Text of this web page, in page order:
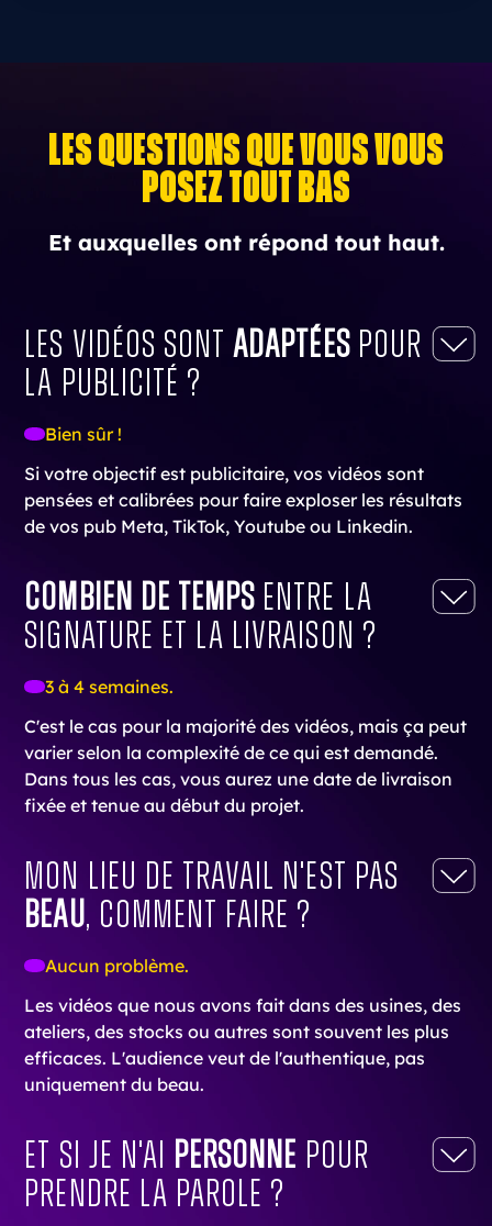
Les questions que vous vous
posez tout bas
Et auxquelles ont répond tout haut.
Les vidéos sontadaptéespour
la publicité ?
Bien sûr !
Si votre objectif est publicitaire, vos vidéos sont
pensées et calibrées pour faire exploser les résultats
de vos pub Meta, TikTok, Youtube ou Linkedin.
Combien de temps entre la
signature et la livraison ?
3 à 4 semaines.
C'est le cas pour la majorité des vidéos, mais ça peut
varier selon la complexité de ce qui est demandé.
Dans tous les cas, vous aurez une date de livraison
fixée et tenue au début du projet.
Mon lieu de travail n'est pas
beau, comment faire ?
Aucun problème.
Les vidéos que nous avons fait dans des usines, des
ateliers, des stocks ou autres sont souvent les plus
efficaces. L'audience veut de l'authentique, pas
uniquement du beau.
Et si je n'ai personne pour
prendre la parole ?